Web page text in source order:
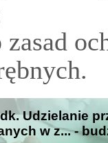
zasad
Udzielanie
w z... -